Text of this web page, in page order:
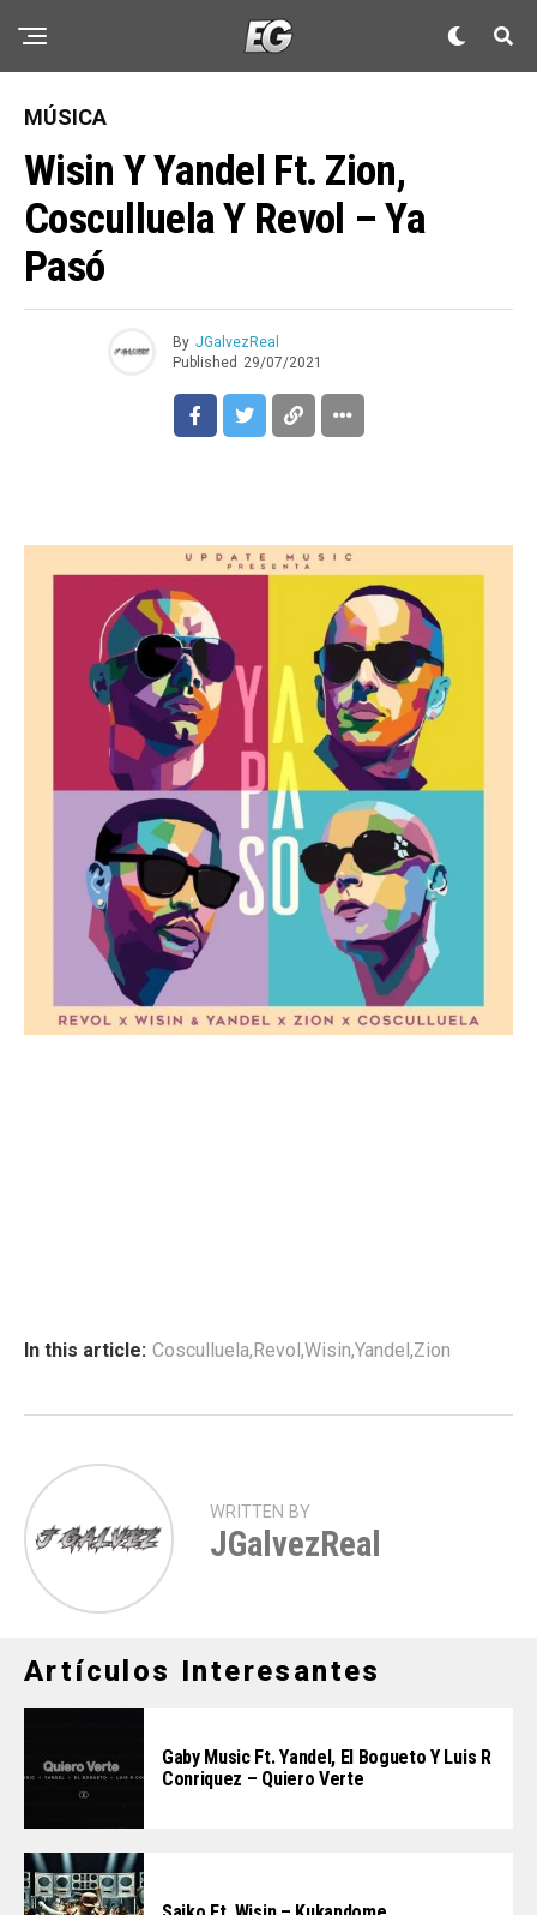
MÚSICA
Wisin Y Yandel Ft. Zion,
Cosculluela Y Revol – Ya
Pasó
By JGalvezReal
Published 29/07/2021
In this article: Cosculluela,Revol,Wisin,Yandel,Zion
WRITTEN BY
JGalvezReal
Artículos Interesantes
Gaby Music Ft. Yandel, El Bogueto Y Luis R
Conriquez – Quiero Verte